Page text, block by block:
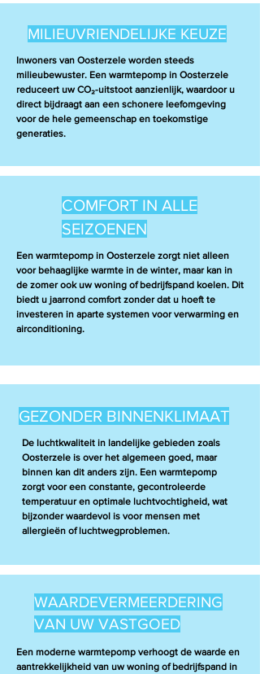
MILIEUVRIENDELIJKE KEUZE
Inwoners van Oosterzele worden steeds
milieubewuster. Een warmtepomp in Oosterzele
reduceert uw CO₂-uitstoot aanzienlijk, waardoor u
direct bijdraagt aan een schonere leefomgeving
voor de hele gemeenschap en toekomstige
generaties.
COMFORT IN ALLE
SEIZOENEN
Een warmtepomp in Oosterzele zorgt niet alleen
voor behaaglijke warmte in de winter, maar kan in
de zomer ook uw woning of bedrijfspand koelen. Dit
biedt u jaarrond comfort zonder dat u hoeft te
investeren in aparte systemen voor verwarming en
airconditioning.
GEZONDER BINNENKLIMAAT
De luchtkwaliteit in landelijke gebieden zoals
Oosterzele is over het algemeen goed, maar
binnen kan dit anders zijn. Een warmtepomp
zorgt voor een constante, gecontroleerde
temperatuur en optimale luchtvochtigheid, wat
bijzonder waardevol is voor mensen met
allergieën of luchtwegproblemen.
WAARDEVERMEERDERING
VAN UW VASTGOED
Een moderne warmtepomp verhoogt de waarde en
aantrekkelijkheid van uw woning of bedrijfspand in